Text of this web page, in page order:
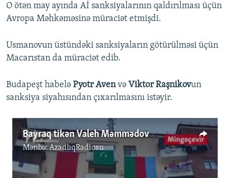
O ötən may ayında Aİ sanksiyalarının qaldırılması üçün
Avropa Məhkəməsinə müraciət etmişdi.
Usmanovun üstündəki sanksiyaların götürülməsi üçün
Macarıstan da müraciət edib.
Budapeşt habelə Pyotr Avenvə Viktor Raşnikovun
sanksiya siyahısından çıxarılmasını istəyir.
Bayraq tikən Valeh Məmmədov
Mənbə: AzadlıqRadiosu